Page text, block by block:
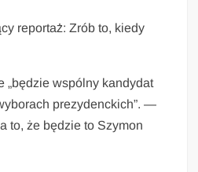
reportaż: Zrób to, kiedy
„będzie wspólny kandydat
prezydenckich”. —
to, że będzie to Szymon